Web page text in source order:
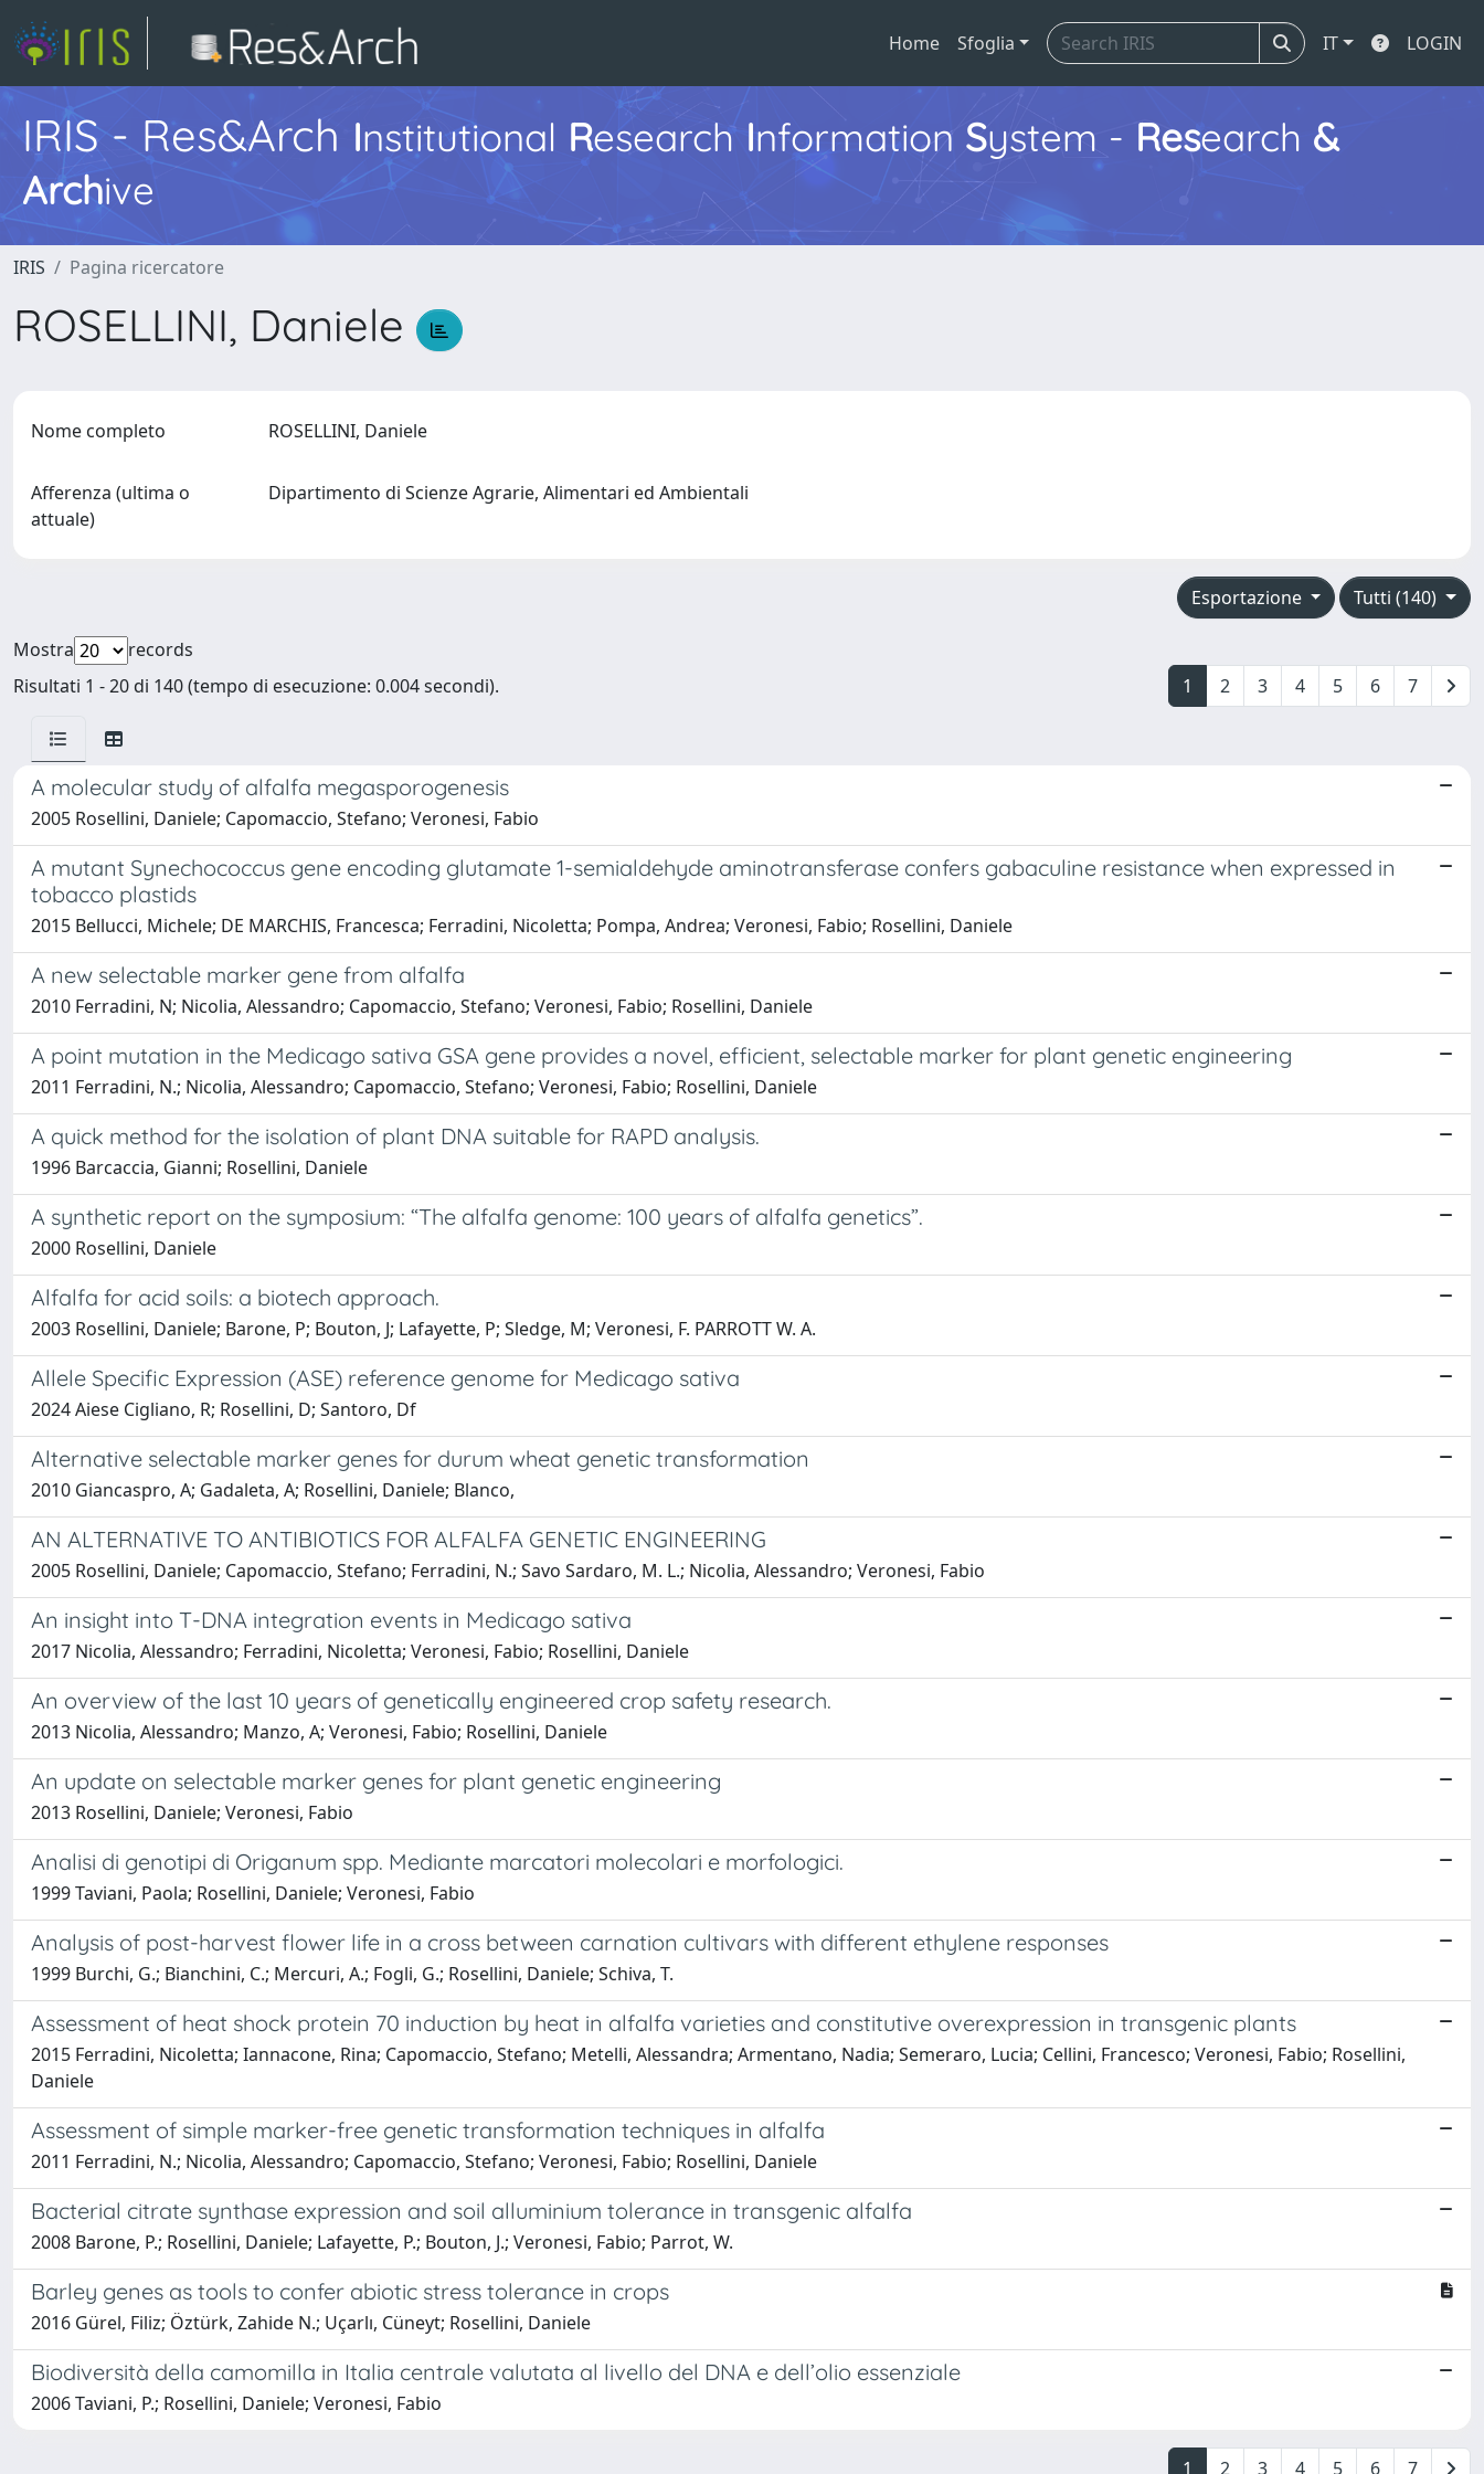
Home Sfoglia IT LOGIN
IRIS - Res&Arch Institutional Research Information System - Research &
Archive
IRIS Pagina ricercatore
ROSELLINI, Daniele
Nome completo ROSELLINI, Daniele
Afferenza (ultima o
attuale)
Dipartimento di Scienze Agrarie, Alimentari ed Ambientali
Tutti (140)
Esportazione
Mostra
records
Risultati 1 - 20 di 140 (tempo di esecuzione: 0.004 secondi).
1 2 3 4 5 6 7
A molecular study of alfalfa megasporogenesis
2005 Rosellini, Daniele; Capomaccio, Stefano; Veronesi, Fabio
A mutant Synechococcus gene encoding glutamate 1-semialdehyde aminotransferase confers gabaculine resistance when expressed in
tobacco plastids
2015 Bellucci, Michele; DE MARCHIS, Francesca; Ferradini, Nicoletta; Pompa, Andrea; Veronesi, Fabio; Rosellini, Daniele
A new selectable marker gene from alfalfa
2010 Ferradini, N; Nicolia, Alessandro; Capomaccio, Stefano; Veronesi, Fabio; Rosellini, Daniele
A point mutation in the Medicago sativa GSA gene provides a novel, efficient, selectable marker for plant genetic engineering
2011 Ferradini, N.; Nicolia, Alessandro; Capomaccio, Stefano; Veronesi, Fabio; Rosellini, Daniele
A quick method for the isolation of plant DNA suitable for RAPD analysis.
1996 Barcaccia, Gianni; Rosellini, Daniele
A synthetic report on the symposium: “The alfalfa genome: 100 years of alfalfa genetics”.
2000 Rosellini, Daniele
Alfalfa for acid soils: a biotech approach.
2003 Rosellini, Daniele; Barone, P; Bouton, J; Lafayette, P; Sledge, M; Veronesi, F. PARROTT W. A.
Allele Specific Expression (ASE) reference genome for Medicago sativa
2024 Aiese Cigliano, R; Rosellini, D; Santoro, Df
Alternative selectable marker genes for durum wheat genetic transformation
2010 Giancaspro, A; Gadaleta, A; Rosellini, Daniele; Blanco,
AN ALTERNATIVE TO ANTIBIOTICS FOR ALFALFA GENETIC ENGINEERING
2005 Rosellini, Daniele; Capomaccio, Stefano; Ferradini, N.; Savo Sardaro, M. L.; Nicolia, Alessandro; Veronesi, Fabio
An insight into T-DNA integration events in Medicago sativa
2017 Nicolia, Alessandro; Ferradini, Nicoletta; Veronesi, Fabio; Rosellini, Daniele
An overview of the last 10 years of genetically engineered crop safety research.
2013 Nicolia, Alessandro; Manzo, A; Veronesi, Fabio; Rosellini, Daniele
An update on selectable marker genes for plant genetic engineering
2013 Rosellini, Daniele; Veronesi, Fabio
Analisi di genotipi di Origanum spp. Mediante marcatori molecolari e morfologici.
1999 Taviani, Paola; Rosellini, Daniele; Veronesi, Fabio
Analysis of post-harvest flower life in a cross between carnation cultivars with different ethylene responses
1999 Burchi, G.; Bianchini, C.; Mercuri, A.; Fogli, G.; Rosellini, Daniele; Schiva, T.
Assessment of heat shock protein 70 induction by heat in alfalfa varieties and constitutive overexpression in transgenic plants
2015 Ferradini, Nicoletta; Iannacone, Rina; Capomaccio, Stefano; Metelli, Alessandra; Armentano, Nadia; Semeraro, Lucia; Cellini, Francesco; Veronesi, Fabio; Rosellini,
Daniele
Assessment of simple marker-free genetic transformation techniques in alfalfa
2011 Ferradini, N.; Nicolia, Alessandro; Capomaccio, Stefano; Veronesi, Fabio; Rosellini, Daniele
Bacterial citrate synthase expression and soil alluminium tolerance in transgenic alfalfa
2008 Barone, P.; Rosellini, Daniele; Lafayette, P.; Bouton, J.; Veronesi, Fabio; Parrot, W.
Barley genes as tools to confer abiotic stress tolerance in crops
2016 Gürel, Filiz; Öztürk, Zahide N.; Uçarlı, Cüneyt; Rosellini, Daniele
Biodiversità della camomilla in Italia centrale valutata al livello del DNA e dell’olio essenziale
2006 Taviani, P.; Rosellini, Daniele; Veronesi, Fabio
1 2 3 4 5 6 7